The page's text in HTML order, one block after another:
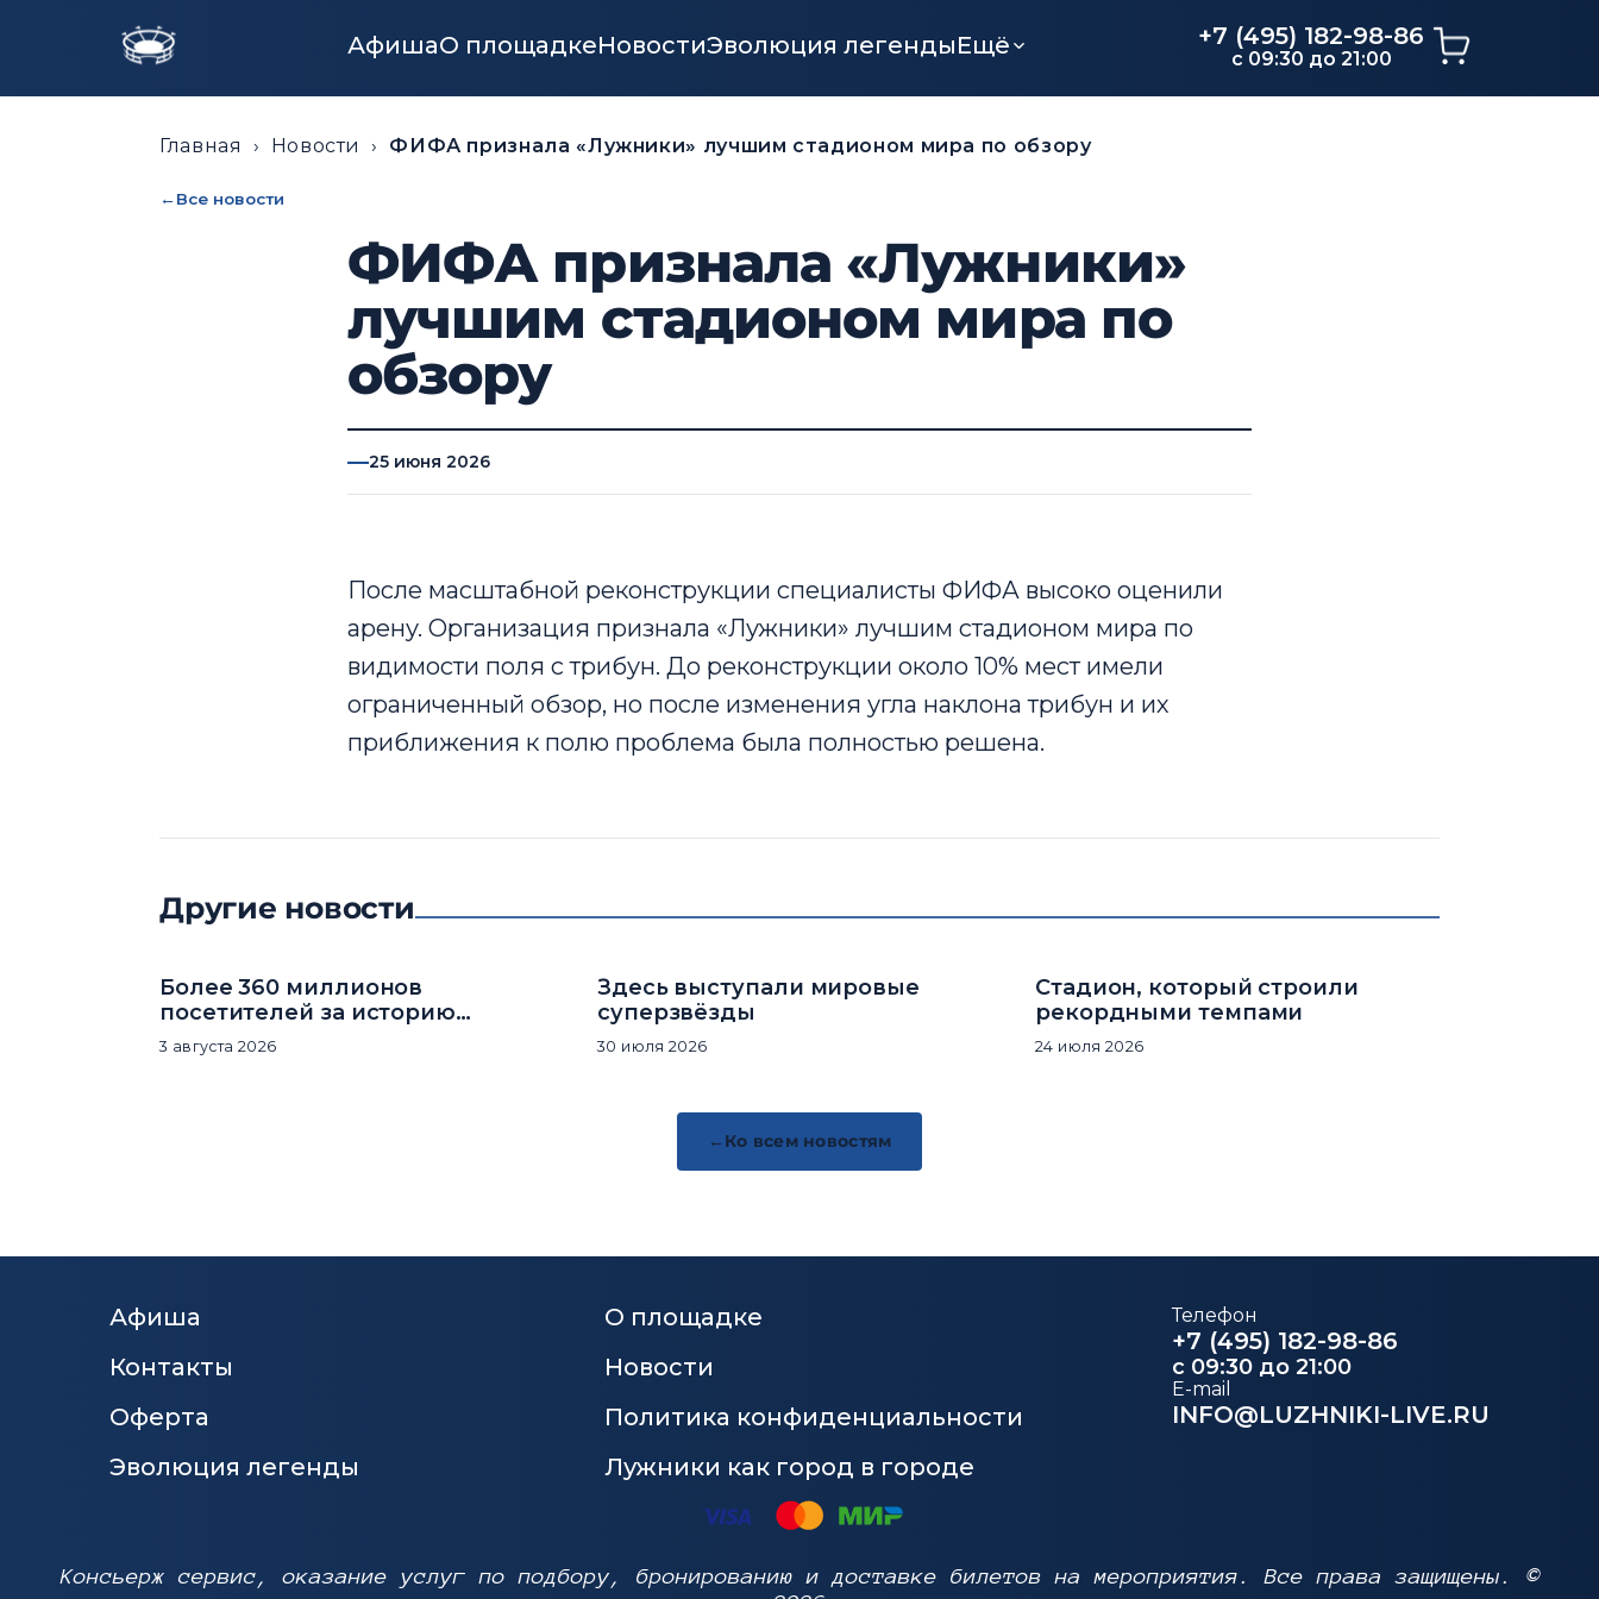
АфишаО площадкеНовостиЭволюция легендыЕщё +7 (495) 182-98-86
c 09:30 до 21:00
Главная › Новости › ФИФА признала «Лужники» лучшим стадионом мира по обзору
Все новости
ФИФА признала «Лужники»
лучшим стадионом мира по
обзору
25 июня 2026
После масштабной реконструкции специалисты ФИФА высоко оценили
арену. Организация признала «Лужники» лучшим стадионом мира по
видимости поля с трибун. До реконструкции около 10% мест имели
ограниченный обзор, но после изменения угла наклона трибун и их
приближения к полю проблема была полностью решена.
Другие новости
Более 360 миллионов
посетителей за историю
комплекса
3 августа 2026
Здесь выступали мировые
суперзвёзды
30 июля 2026
Стадион, который строили
рекордными темпами
24 июля 2026
Ко всем новостям
Афиша
О площадке
Контакты
Новости
Оферта
Политика конфиденциальности
Эволюция легенды
Лужники как город в городе
Телефон
+7 (495) 182-98-86
c 09:30 до 21:00
E-mail
INFO@LUZHNIKI-LIVE.RU
Консьерж сервис, оказание услуг по подбору, бронированию и доставке билетов на мероприятия. Все права защищены. ©